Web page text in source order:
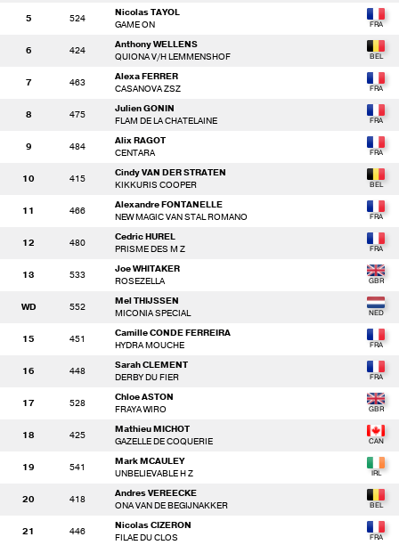
5 524
Nicolas TAYOL
GAME ON
6 424
Anthony WELLENS
QUIONA V/H LEMMENSHOF
7 463
Alexa FERRER
CASANOVA ZSZ
8 475
Julien GONIN
FLAM DE LA CHATELAINE
9 484
Alix RAGOT
CENTARA
10 415
Cindy VAN DER STRATEN
KIKKURIS COOPER
11 466
Alexandre FONTANELLE
NEW MAGIC VAN STAL ROMANO
12 480
Cedric HUREL
PRISME DES M Z
13 533
Joe WHITAKER
ROSEZELLA
WD 552
Mel THIJSSEN
MICONIA SPECIAL
15 451
Camille CONDE FERREIRA
HYDRA MOUCHE
16 448
Sarah CLEMENT
DERBY DU FIER
17 528
Chloe ASTON
FRAYA WIRO
18 425
Mathieu MICHOT
GAZELLE DE COQUERIE
19 541
Mark MCAULEY
UNBELIEVABLE H Z
20 418
Andres VEREECKE
ONA VAN DE BEGIJNAKKER
21 446
Nicolas CIZERON
FILAE DU CLOS